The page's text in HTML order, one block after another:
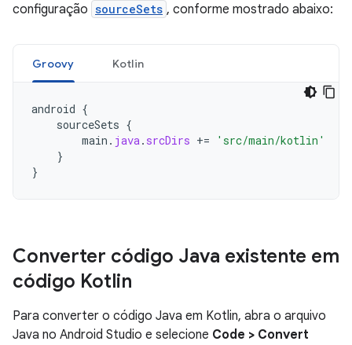
configuração sourceSets , conforme mostrado abaixo:
Groovy Kotlin
android {
sourceSets {
main . java. srcDirs +=
'src/main/kotlin'
}
}
Converter código Java existente em
código Kotlin
Para converter o código Java em Kotlin, abra o arquivo
Java no Android Studio e selecione Code > Convert